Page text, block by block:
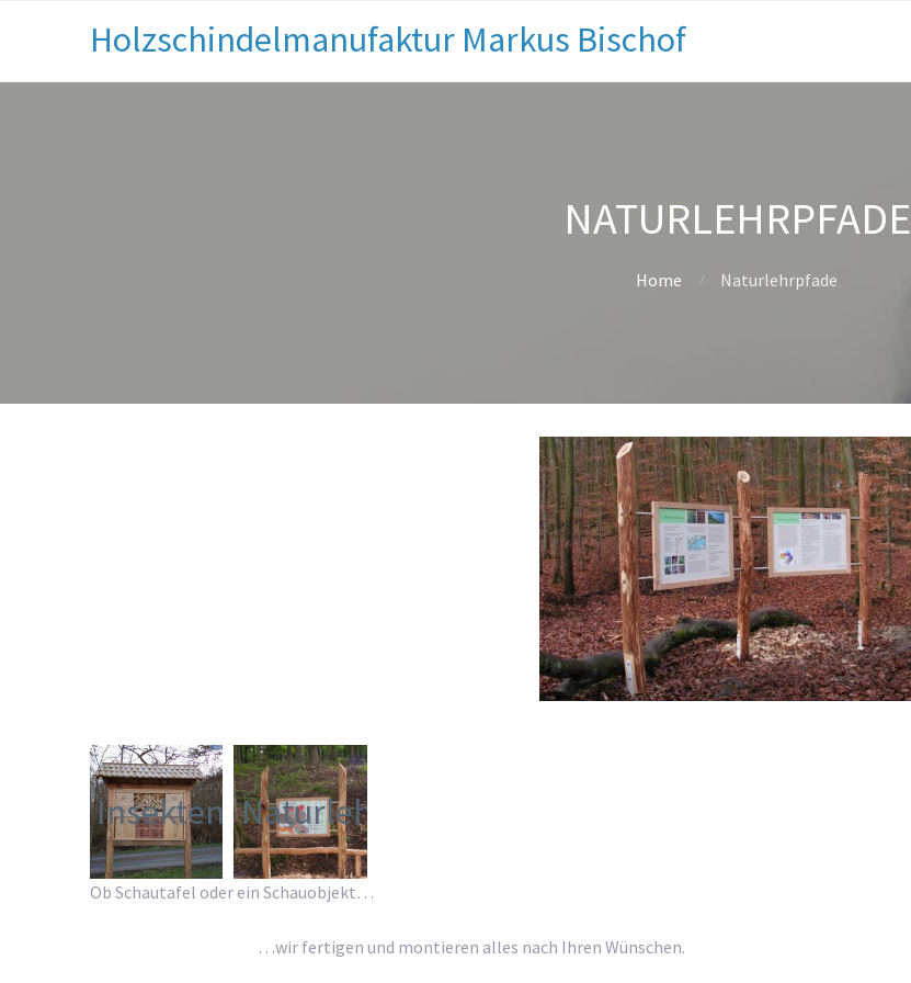
Holzschindelmanufaktur Markus Bischof
NATURLEHRPFADE
Home Naturlehrpfade
InsektenhotelNaturlehrpfade_4
Ob Schautafel oder ein Schauobjekt…
…wir fertigen und montieren alles nach Ihren Wünschen.